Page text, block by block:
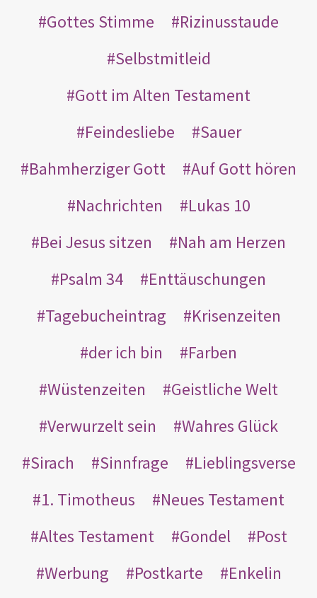
Gottes Stimme
Rizinusstaude
Selbstmitleid
Gott im Alten Testament
Feindesliebe
Sauer
Bahmherziger Gott
Auf Gott hören
Nachrichten
Lukas 10
Bei Jesus sitzen
Nah am Herzen
Psalm 34
Enttäuschungen
Tagebucheintrag
Krisenzeiten
der ich bin
Farben
Wüstenzeiten
Geistliche Welt
Verwurzelt sein
Wahres Glück
Sirach
Sinnfrage
Lieblingsverse
1. Timotheus
Neues Testament
Altes Testament
Gondel
Post
Werbung
Postkarte Enkelin